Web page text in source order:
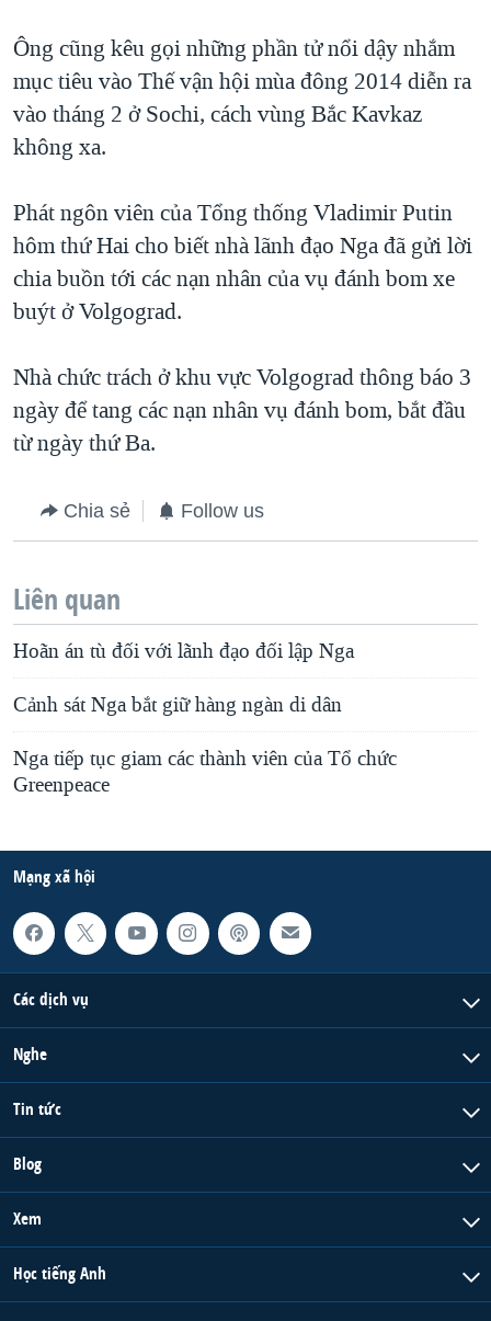
Ông cũng kêu gọi những phần tử nổi dậy nhắm
mục tiêu vào Thế vận hội mùa đông 2014 diễn ra
vào tháng 2 ở Sochi, cách vùng Bắc Kavkaz
không xa.
Phát ngôn viên của Tổng thống Vladimir Putin
hôm thứ Hai cho biết nhà lãnh đạo Nga đã gửi lời
chia buồn tới các nạn nhân của vụ đánh bom xe
buýt ở Volgograd.
Nhà chức trách ở khu vực Volgograd thông báo 3
ngày để tang các nạn nhân vụ đánh bom, bắt đầu
từ ngày thứ Ba.
Chia sẻ Follow us
Liên quan
Hoãn án tù đối với lãnh đạo đối lập Nga
Cảnh sát Nga bắt giữ hàng ngàn di dân
Nga tiếp tục giam các thành viên của Tổ chức
Greenpeace
Mạng xã hội
Các dịch vụ
Nghe
Tin tức
Blog
Xem
Học tiếng Anh